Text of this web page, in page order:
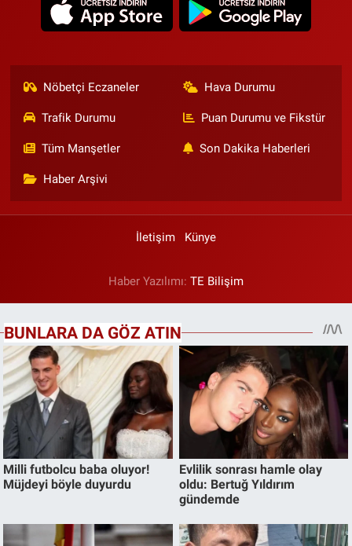
Nöbetçi Eczaneler Hava Durumu
Trafik Durumu Puan Durumu ve Fikstür
Tüm Manşetler Son Dakika Haberleri
Haber Arşivi
İletişim Künye
Haber Yazılımı: TE Bilişim